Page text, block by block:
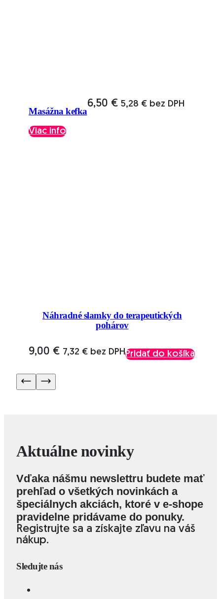
Masážna kefka
6,50 € 5,28 €bez DPH
Viac info
Náhradné slamky do terapeutických
pohárov
9,00 € 7,32 € bez DPHPridať do košíka
Aktuálne novinky
Vďaka nášmu newslettru budete mať
prehľad o všetkých novinkách a
špeciálnych akciách, ktoré v e-shope
pravidelne pridávame do ponuky.
Registrujte sa a získajte zľavu na váš
nákup.
Sledujte nás